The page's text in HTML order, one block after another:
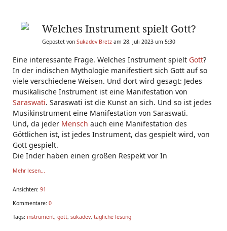
Welches Instrument spielt Gott?
Gepostet von Sukadev Bretz am 28. Juli 2023 um 5:30
Eine interessante Frage. Welches Instrument spielt Gott?
In der indischen Mythologie manifestiert sich Gott auf so
viele verschiedene Weisen. Und dort wird gesagt: Jedes
musikalische Instrument ist eine Manifestation von
Saraswati. Saraswati ist die Kunst an sich. Und so ist jedes
Musikinstrument eine Manifestation von Saraswati.
Und, da jeder Mensch auch eine Manifestation des
Göttlichen ist, ist jedes Instrument, das gespielt wird, von
Gott gespielt.
Die Inder haben einen großen Respekt vor In
Mehr lesen...
Ansichten: 91
Kommentare: 0
Tags: instrument, gott, sukadev, tägliche lesung